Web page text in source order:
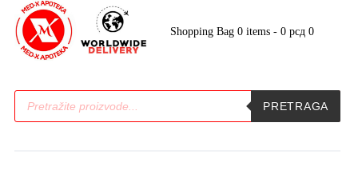
Shopping Bag 0 items - 0 рсд 0
PRETRAGA